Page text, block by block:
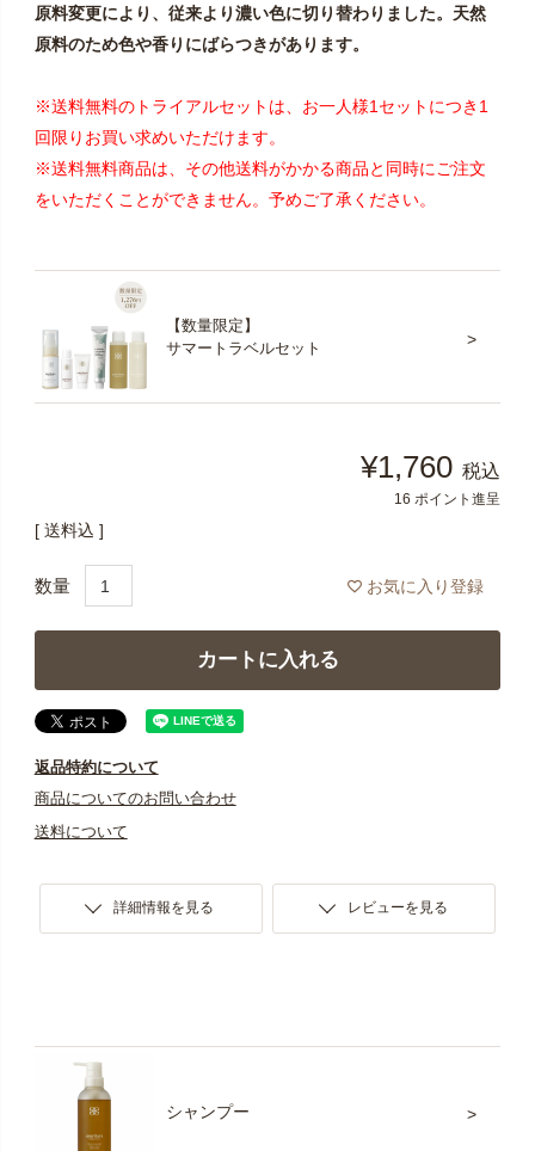
原料変更により、従来より濃い色に切り替わりました。天然
原料のため色や香りにばらつきがあります。
※送料無料のトライアルセットは、お一人様1セットにつき1
回限りお買い求めいただけます。
※送料無料商品は、その他送料がかかる商品と同時にご注文
をいただくことができません。予めご了承ください。
【数量限定】
サマートラベルセット
¥1,760 税込
16 ポイント進呈
送料込
お気に入り登録
カートに入れる
返品特約について
商品についてのお問い合わせ
送料について
詳細情報を見る レビューを見る
シャンプー